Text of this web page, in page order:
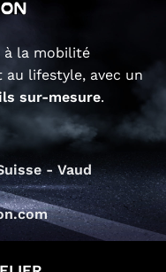
à la mobilité
au lifestyle, avec un
sur-mesure.
- Vaud